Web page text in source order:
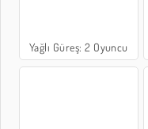
Yağlı Güreş: 2 Oyuncu